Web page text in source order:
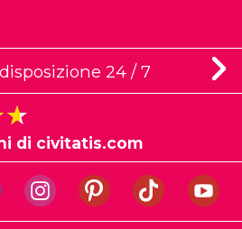
24 / 7
di civitatis.com